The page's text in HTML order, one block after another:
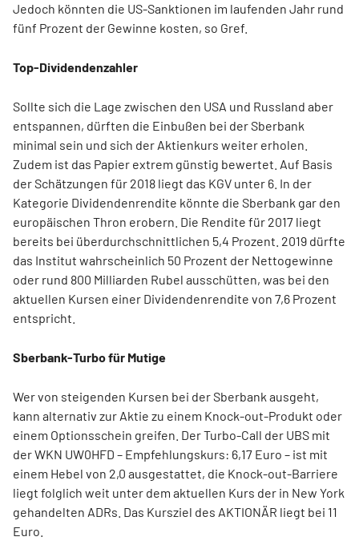
Jedoch könnten die US-Sanktionen im laufenden Jahr rund
fünf Prozent der Gewinne kosten, so Gref.
Top-Dividendenzahler
Sollte sich die Lage zwischen den USA und Russland aber
entspannen, dürften die Einbußen bei der Sberbank
minimal sein und sich der Aktienkurs weiter erholen.
Zudem ist das Papier extrem günstig bewertet. Auf Basis
der Schätzungen für 2018 liegt das KGV unter 6. In der
Kategorie Dividendenrendite könnte die Sberbank gar den
europäischen Thron erobern. Die Rendite für 2017 liegt
bereits bei überdurchschnittlichen 5,4 Prozent. 2019 dürfte
das Institut wahrscheinlich 50 Prozent der Nettogewinne
oder rund 800 Milliarden Rubel ausschütten, was bei den
aktuellen Kursen einer Dividendenrendite von 7,6 Prozent
entspricht.
Sberbank-Turbo für Mutige
Wer von steigenden Kursen bei der Sberbank ausgeht,
kann alternativ zur Aktie zu einem Knock-out-Produkt oder
einem Optionsschein greifen. Der Turbo-Call der UBS mit
der WKN UW0HFD – Empfehlungskurs: 6,17 Euro – ist mit
einem Hebel von 2,0 ausgestattet, die Knock-out-Barriere
liegt folglich weit unter dem aktuellen Kurs der in New York
gehandelten ADRs. Das Kursziel des AKTIONÄR liegt bei 11
Euro.